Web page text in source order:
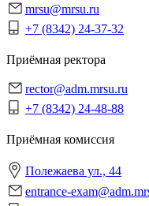
mrsu@mrsu.ru
+7 (8342) 24-37-32
Приёмная ректора
rector@adm.mrsu.ru
+7 (8342) 24-48-88
Приёмная комиссия
Полежаева ул., 44
entrance-